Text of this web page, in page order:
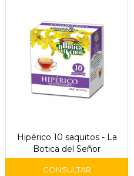
Hipérico 10 saquitos - La
Botica del Señor